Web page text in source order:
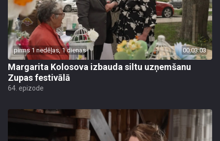
pirms 1 nedēļas, 1 dienas 00:03:03
Margarita Kolosova izbauda siltu uzņemšanu
Zupas festivālā
64. epizode